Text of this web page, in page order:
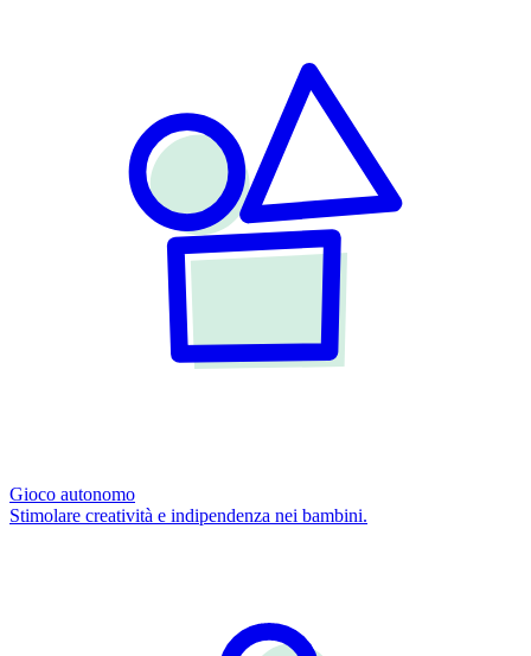
Gioco autonomo
Stimolare creatività e indipendenza nei bambini.